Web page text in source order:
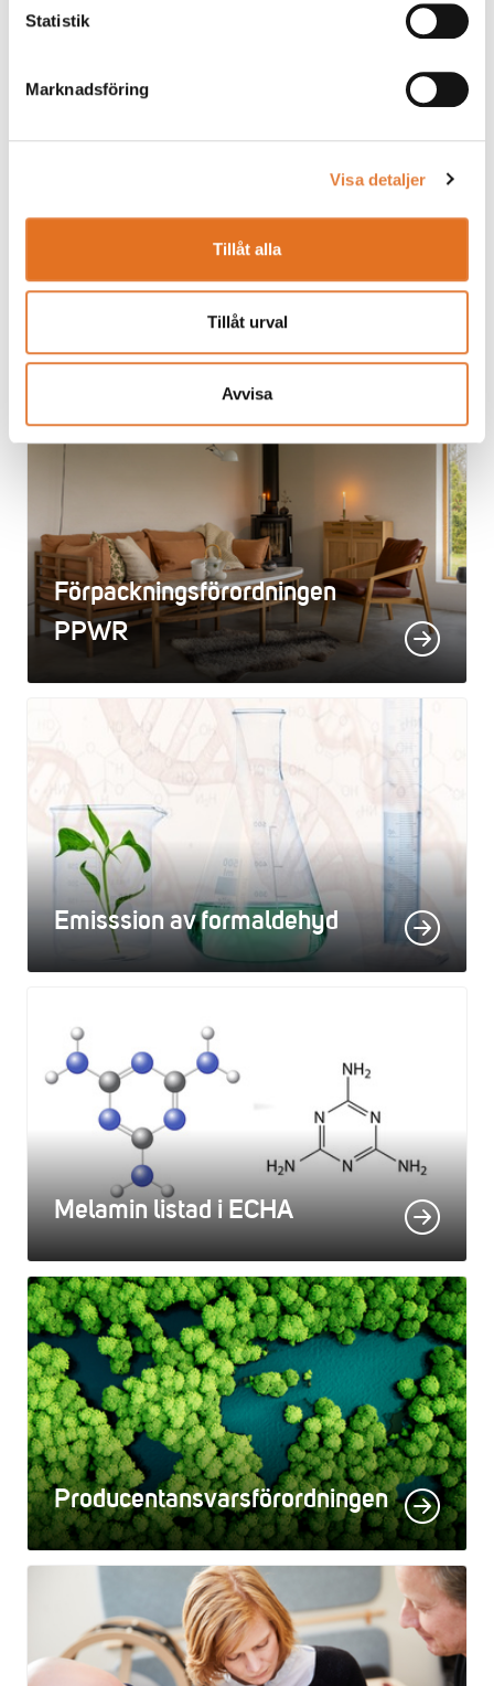
Statistik
Marknadsföring
Visa detaljer
Tillåt alla
Tillåt urval
Avvisa
Förpackningsförordningen
PPWR
Emisssion av formaldehyd
Melamin listad i ECHA
Producentansvarsförordningen